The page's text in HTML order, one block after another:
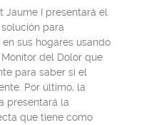
Jaume I presentará el
para
sus hogares usando
del Dolor que
para saber si el
Por último, la
presentará la
que tiene como